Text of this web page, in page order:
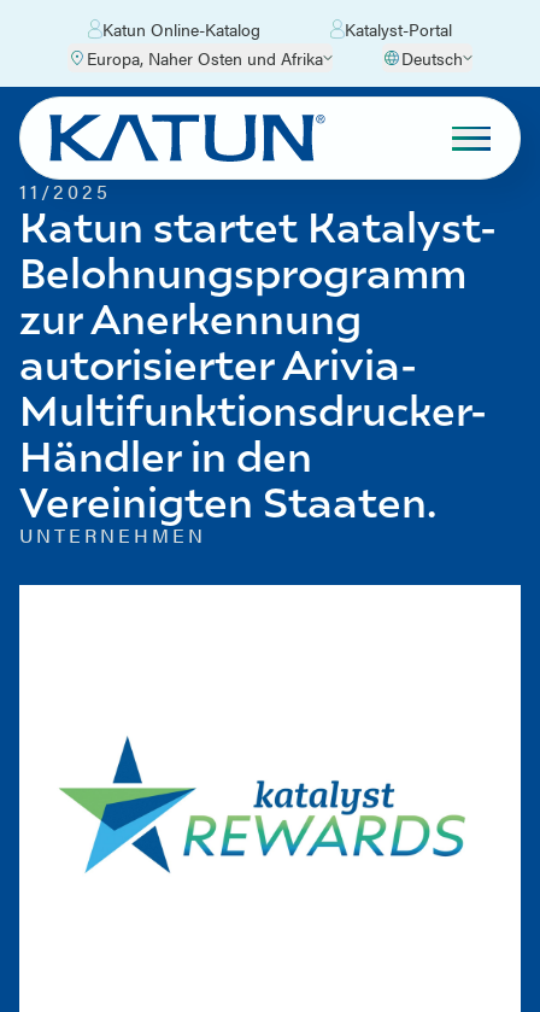
Katun Online-Katalog
Katalyst-Portal
Europa, Naher Osten und Afrika
Deutsch
11/2025
Katun startet Katalyst-
Belohnungsprogramm
zur Anerkennung
autorisierter Arivia-
Multifunktionsdrucker-
Händler in den
Vereinigten Staaten.
UNTERNEHMEN